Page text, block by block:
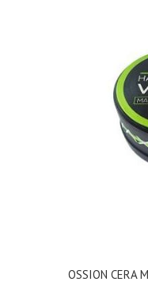
OSSION CERA